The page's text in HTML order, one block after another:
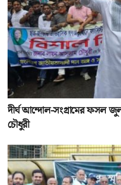
দীর্ঘ আন্দোল-সংগ্রামের ফসল
চৌধুরী